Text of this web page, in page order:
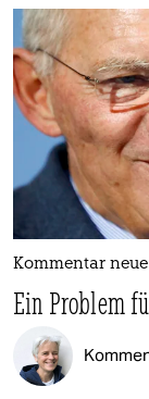
Kommentar
Ein Problem